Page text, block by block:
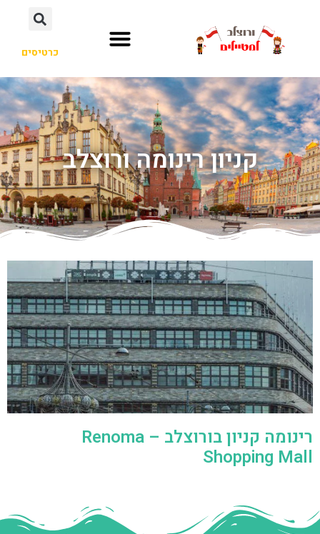
כרטיסים
קניון רינומה ורוצלב
רינומה קניון בורוצלב – Renoma
Shopping Mall